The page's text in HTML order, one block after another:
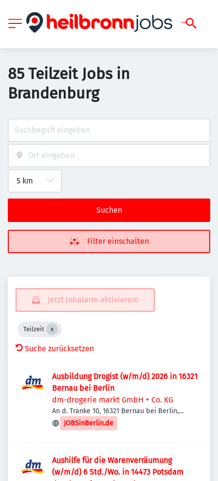
85 Teilzeit Jobs in
Brandenburg
Suchen
Filter einschalten
Jetzt Jobalarm aktivieren!
Teilzeit
Suche zurücksetzen
Ausbildung Drogist (w/m/d) 2026 in 16321
Bernau bei Berlin
dm-drogerie markt GmbH + Co. KG
An d. Tränke 10, 16321 Bernau bei Berlin,
Deutschland
JOBSinBerlin.de
Aushilfe für die Warenverräumung
(w/m/d) 6 Std./Wo. in 14473 Potsdam